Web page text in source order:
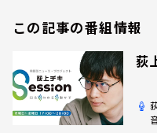
この記事の番組情報
荻